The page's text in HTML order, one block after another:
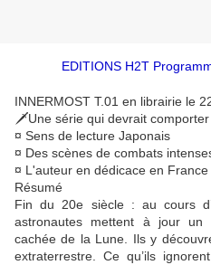
EDITIONS H2T
INNERMOST T.01 en librairie le
🗡Une série qui devrait comporter
¤ Sens de lecture Japonais
¤ Des scènes de combats
¤ L'auteur en dédicace en France
Résumé
Fin du 20e siècle : au cours
astronautes mettent à jour
cachée de la Lune. Ils y
extraterrestre. Ce qu’ils